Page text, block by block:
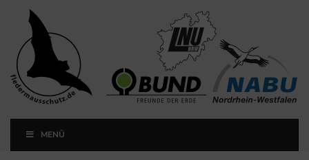
Landesfachausschuss
Fledermausschutz NRW
MENÜ